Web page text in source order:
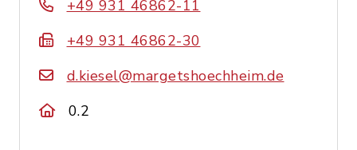
+49 931 46862-11
+49 931 46862-30
d.kiesel@margetshoechheim.de
0.2